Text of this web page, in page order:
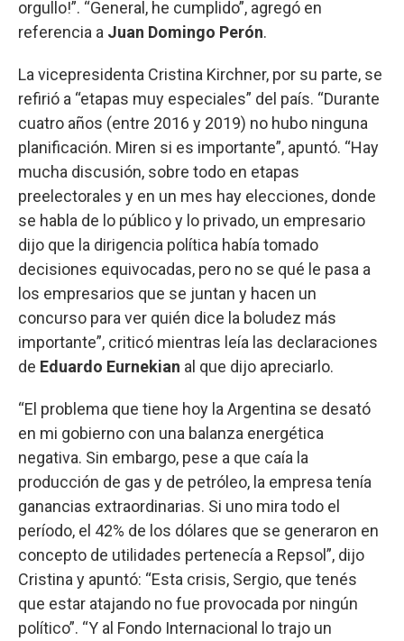
orgullo!”. “General, he cumplido”, agregó en
referencia a Juan Domingo Perón.
La vicepresidenta Cristina Kirchner, por su parte, se
refirió a “etapas muy especiales” del país. “Durante
cuatro años (entre 2016 y 2019) no hubo ninguna
planificación. Miren si es importante”, apuntó. “Hay
mucha discusión, sobre todo en etapas
preelectorales y en un mes hay elecciones, donde
se habla de lo público y lo privado, un empresario
dijo que la dirigencia política había tomado
decisiones equivocadas, pero no se qué le pasa a
los empresarios que se juntan y hacen un
concurso para ver quién dice la boludez más
importante”, criticó mientras leía las declaraciones
de Eduardo Eurnekian al que dijo apreciarlo.
“El problema que tiene hoy la Argentina se desató
en mi gobierno con una balanza energética
negativa. Sin embargo, pese a que caía la
producción de gas y de petróleo, la empresa tenía
ganancias extraordinarias. Si uno mira todo el
período, el 42% de los dólares que se generaron en
concepto de utilidades pertenecía a Repsol”, dijo
Cristina y apuntó: “Esta crisis, Sergio, que tenés
que estar atajando no fue provocada por ningún
político”. “Y al Fondo Internacional lo trajo un